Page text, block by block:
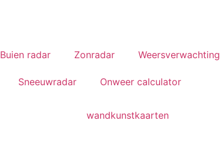
Buien radar Zonradar Weersverwachting
Sneeuwradar Onweer calculator